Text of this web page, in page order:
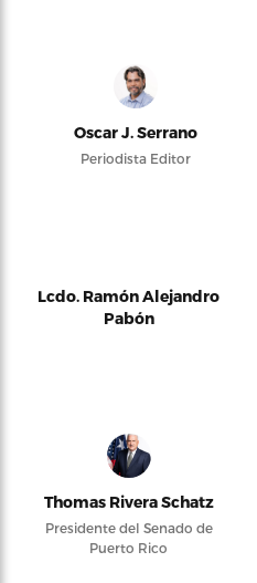
Oscar J. Serrano
Periodista Editor
Lcdo. Ramón Alejandro
Pabón
Thomas Rivera Schatz
Presidente del Senado de
Puerto Rico